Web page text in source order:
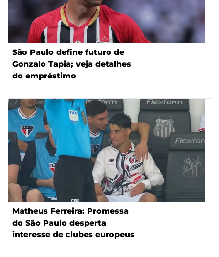
São Paulo define futuro de
Gonzalo Tapia; veja detalhes
do empréstimo
Matheus Ferreira: Promessa
do São Paulo desperta
interesse de clubes europeus